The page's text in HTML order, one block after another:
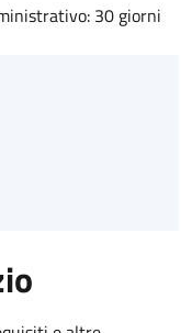
30 giorni